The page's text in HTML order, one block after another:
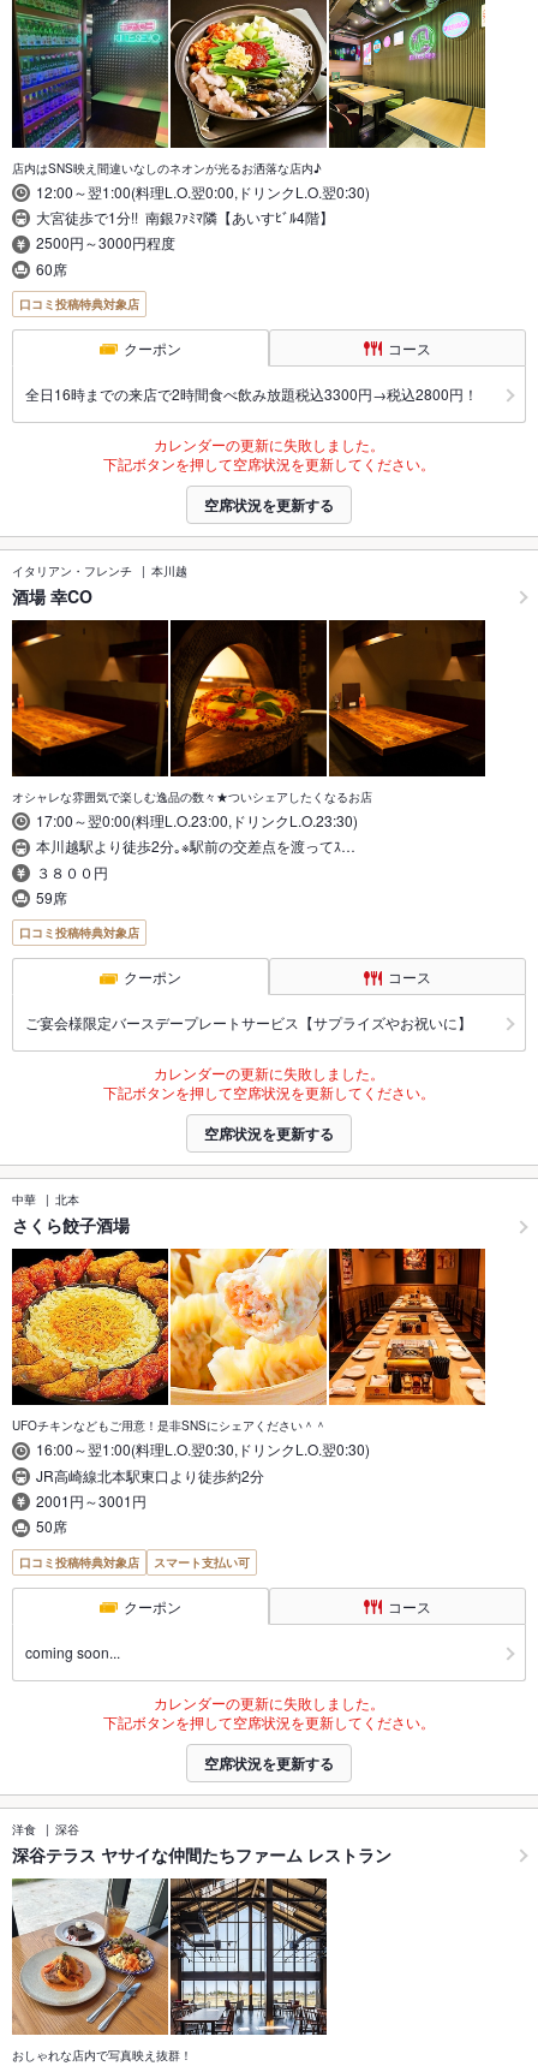
店内はSNS映え間違いなしのネオンが光るお洒落な店内♪
12:00～翌1:00(料理L.O.翌0:00,ドリンクL.O.翌0:30)
大宮徒歩で1分!! 南銀ﾌｧﾐﾏ隣【あいすﾋﾞﾙ4階】
2500円～3000円程度
60席
口コミ投稿特典対象店
クーポン コース
全日16時までの来店で2時間食べ飲み放題税込3300円→税込2800円！
カレンダーの更新に失敗しました。
下記ボタンを押して空席状況を更新してください。
空席状況を更新する
イタリアン・フレンチ 本川越
酒場 幸CO
オシャレな雰囲気で楽しむ逸品の数々★ついシェアしたくなるお店
17:00～翌0:00(料理L.O.23:00,ドリンクL.O.23:30)
本川越駅より徒歩2分｡※駅前の交差点を渡ってｽ…
３８００円
59席
口コミ投稿特典対象店
クーポン コース
ご宴会様限定バースデープレートサービス【サプライズやお祝いに】
カレンダーの更新に失敗しました。
下記ボタンを押して空席状況を更新してください。
空席状況を更新する
中華 北本
さくら餃子酒場
UFOチキンなどもご用意！是非SNSにシェアください＾＾
16:00～翌1:00(料理L.O.翌0:30,ドリンクL.O.翌0:30)
JR高崎線北本駅東口より徒歩約2分
2001円～3001円
50席
口コミ投稿特典対象店 スマート支払い可
クーポン コース
coming soon...
カレンダーの更新に失敗しました。
下記ボタンを押して空席状況を更新してください。
空席状況を更新する
洋食 深谷
深谷テラス ヤサイな仲間たちファーム レストラン
おしゃれな店内で写真映え抜群！